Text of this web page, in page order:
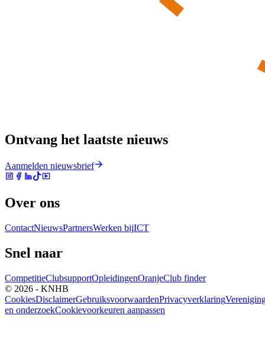
Ontvang het laatste nieuws
Aanmelden nieuwsbrief
Over ons
ContactNieuwsPartnersWerken bijICT
Snel naar
CompetitieClubsupportOpleidingenOranjeClub finder
© 2026 - KNHB
CookiesDisclaimerGebruiksvoorwaardenPrivacyverklaring
en onderzoekCookievoorkeuren aanpassen